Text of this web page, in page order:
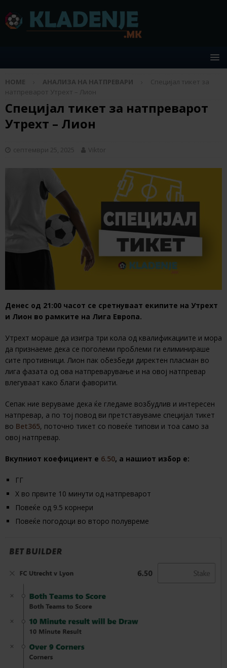
HOME АНАЛИЗА НА НАТПРЕВАРИ
Специјал тикет за
натпреварот Утрехт – Лион
Специјал тикет за натпреварот
Утрехт – Лион
септември 25, 2025 Viktor
Денес од 21:00 часот се сретнуваат екипите на Утрехт
и Лион во рамките на Лига Европа.
Утрехт мораше да изигра три кола од квалификациите и мора
да признаеме дека се поголеми проблеми ги елиминираше
сите противници. Лион пак обезбеди директен пласман во
лига фазата од ова натпреварување и на овој натпревар
влегуваат како благи фаворити.
Сепак ние веруваме дека ќе гледаме возбудлив и интересен
натпревар, а по тој повод ви претставуваме специјал тикет
во Bet365, поточно тикет со повеќе типови и тоа само за
овој натпревар.
Вкупниот коефициент е 6.50, a нашиот избор е:
ГГ
Х во првите 10 минути од натпреварот
Повеќе од 9.5 корнери
Повеќе погодоци во второ полувреме